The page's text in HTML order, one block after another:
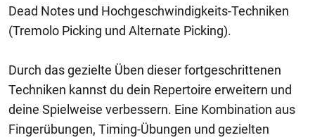
Dead Notes und Hochgeschwindigkeits-Techniken
(Tremolo Picking und Alternate Picking).
Durch das gezielte Üben dieser fortgeschrittenen
Techniken kannst du dein Repertoire erweitern und
deine Spielweise verbessern. Eine Kombination aus
Fingerübungen, Timing-Übungen und gezielten